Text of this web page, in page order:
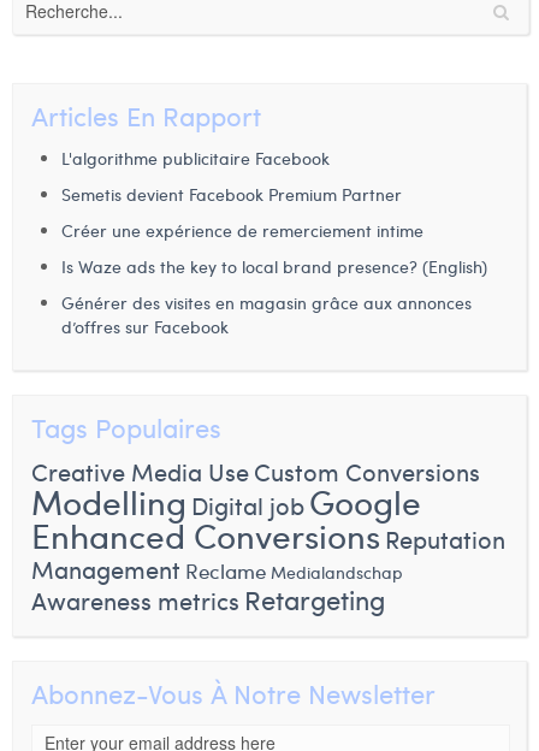
Articles En Rapport
L'algorithme publicitaire Facebook
Semetis devient Facebook Premium Partner
Créer une expérience de remerciement intime
Is Waze ads the key to local brand presence? (English)
Générer des visites en magasin grâce aux annonces
d’offres sur Facebook
Tags Populaires
Creative Media UseCustom Conversions
Modelling Digital jobGoogle
Enhanced Conversions Reputation
Management Reclame Medialandschap
Awareness metrics Retargeting
Abonnez-Vous À Notre Newsletter